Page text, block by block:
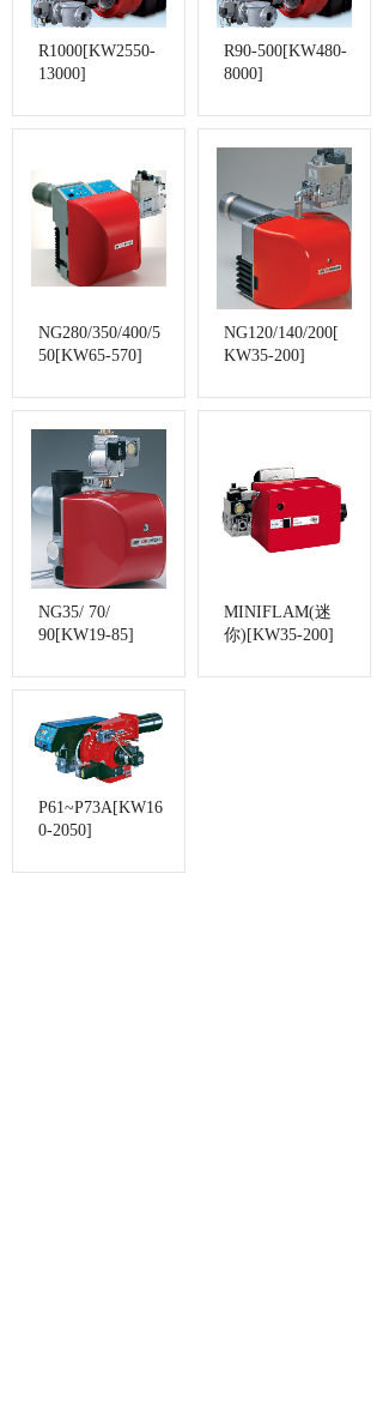
R1000[KW2550-
13000]
R90-500[KW480-
8000]
NG280/350/400/5
50[KW65-570]
NG120/140/200[
KW35-200]
NG35/ 70/
90[KW19-85]
MINIFLAM(迷
你)[KW35-200]
P61~P73A[KW16
0-2050]